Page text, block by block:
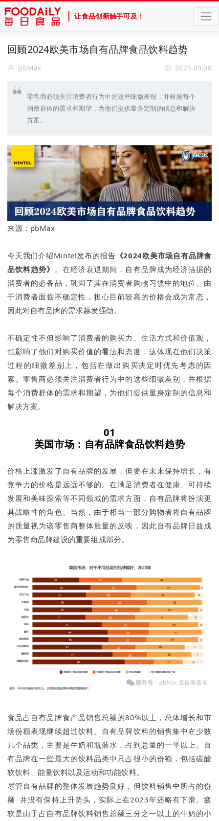
让食品创新触手可及！
回顾2024欧美市场自有品牌食品饮料趋势
pbMax 2025.05.08
零售商必须关注消费者行为中的这些细微差别，并根据每个
消费群体的需求和期望，为他们提供量身定制的信息和解决
方案。
来源：pbMax
今天我们介绍Mintel发布的报告 《2024欧美市场自有品牌食
品饮料趋势》 。在经济衰退期间，自有品牌成为经济拮据的
消费者的必备品，巩固了其在消费者购物习惯中的地位。由
于消费者面临不确定性，担心目前较高的价格会成为常态，
因此对自有品牌的需求越发强劲。
不确定性不但影响了消费者的购买力、生活方式和价值观，
也影响了他们对购买价值的看法和态度，这体现在他们决策
过程的细微差别上，包括在做出购买决定时优先考虑的因
素。零售商必须关注消费者行为中的这些细微差别，并根据
每个消费群体的需求和期望，为他们提供量身定制的信息和
解决方案。
01
美国市场 ：自有品牌食品饮料趋势
价格上涨激发了自有品牌的发展，但要在未来保持增长，有
竞争力的价格是远远不够的。在满足消费者在健康、可持续
发展和美味探索等不同领域的需求方面，自有品牌将扮演更
具战略性的角色。当然，由于相当一部分购物者将自有品牌
的质量视为该零售商整体质量的反映，因此自有品牌日益成
为零售商品牌建设的重要组成部分。
食品占自有品牌食产品销售总额的80%以上，总体增长和市
场份额表现继续超过饮料。自有品牌饮料的销售集中在少数
几个品类，主要是牛奶和瓶装水，占到总量的一半以上。自
有品牌在一些最大的饮料品类中只占很小的份额，包括碳酸
软饮料、能量饮料以及运动和功能饮料。
尽管自有品牌的整体发展趋势良好，但饮料销售中所占的份
额 并没有保持上升势头，实际上在2023年还略有下滑。疲
软是由于占自有品牌饮料销售总额三分之一以上的牛奶的小